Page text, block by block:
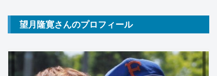
望月隆寛さんのプロフィール